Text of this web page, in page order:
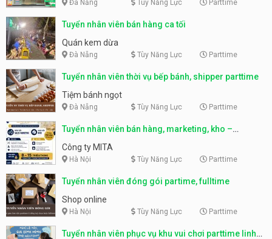
Đà Nẵng Tùy Năng Lực Parttime
Tuyển nhân viên bán hàng ca tối
Quán kem dừa
Đà Nẵng Tùy Năng Lực Parttime
Tuyển nhân viên thời vụ bếp bánh, shipper parttime
Tiệm bánh ngọt
Đà Nẵng Tùy Năng Lực Parttime
Tuyển nhân viên bán hàng, marketing, kho –
parttime, fulltime
Công ty MITA
Hà Nội Tùy Năng Lực Parttime
Tuyển nhân viên đóng gói partime, fulltime
Shop online
Hà Nội Tùy Năng Lực Parttime
Tuyển nhân viên phục vụ khu vui chơi parttime linh